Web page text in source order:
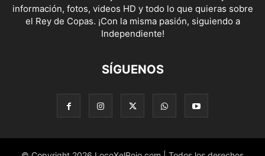
información, fotos, videos HD y todo lo que quieras sobre
el Rey de Copas. ¡Con la misma pasión, siguiendo a
Independiente!
SÍGUENOS